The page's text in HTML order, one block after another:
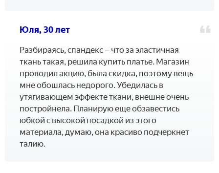
Юля, 30 лет
Разбираясь, спандекс – что за эластичная
ткань такая, решила купить платье. Магазин
проводил акцию, была скидка, поэтому вещь
мне обошлась недорого. Убедилась в
утягивающем эффекте ткани, внешне очень
постройнела. Планирую еще обзавестись
юбкой с высокой посадкой из этого
материала, думаю, она красиво подчеркнет
талию.